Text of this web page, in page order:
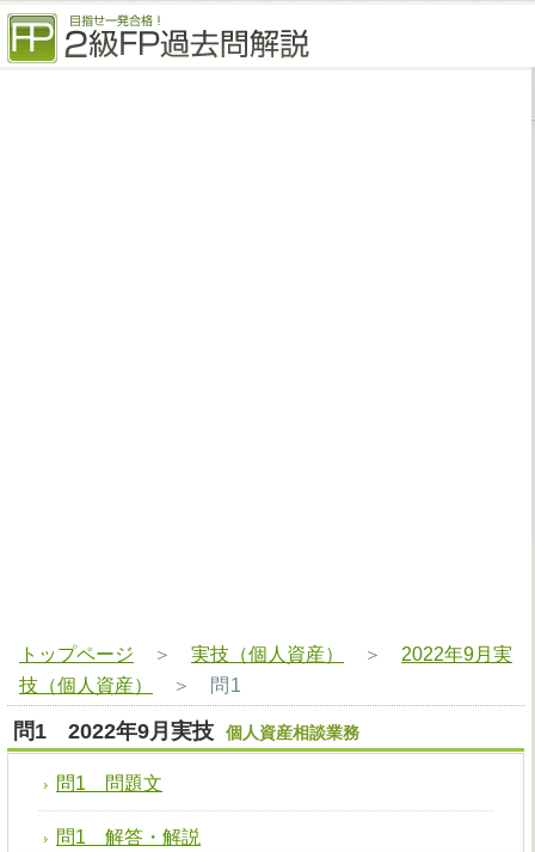
トップページ ＞ 実技（個人資産） ＞ 2022年9月実
技（個人資産）
＞ 問1
問1 2022年9月実技 個人資産相談業務
問1 問題文
問1 解答・解説